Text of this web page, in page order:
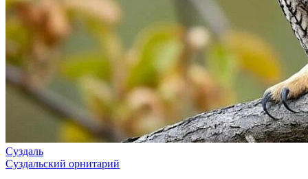
Суздаль
Суздальский орнитарий